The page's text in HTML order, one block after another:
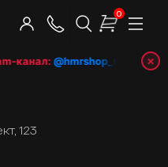
0
канал: @hmrshop_ru 👈 ×
123